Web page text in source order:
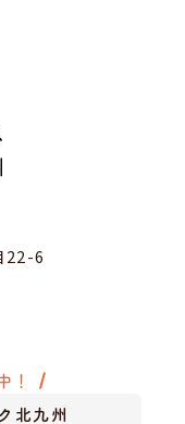
22-6
！
北九州